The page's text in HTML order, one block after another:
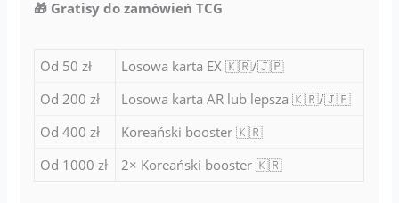
🎁 Gratisy do zamówień TCG
Od 50 zł
Losowa karta EX 🇰🇷/🇯🇵
Od 200 zł
Losowa karta AR lub lepsza 🇰🇷/🇯🇵
Od 400 zł
Koreański booster 🇰🇷
Od 1000 zł
2× Koreański booster 🇰🇷